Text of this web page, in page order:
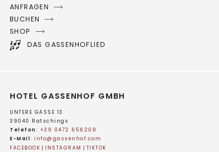
ANFRAGEN
BUCHEN
SHOP
DAS GASSENHOFLIED
HOTEL GASSENHOF GMBH
UNTERE GASSE 13
39040 Ratschings
Telefon: +39 0472 656209
E-Mail: info@ gassenhof.com
FACEBOOK
INSTAGRAM TIKTOK